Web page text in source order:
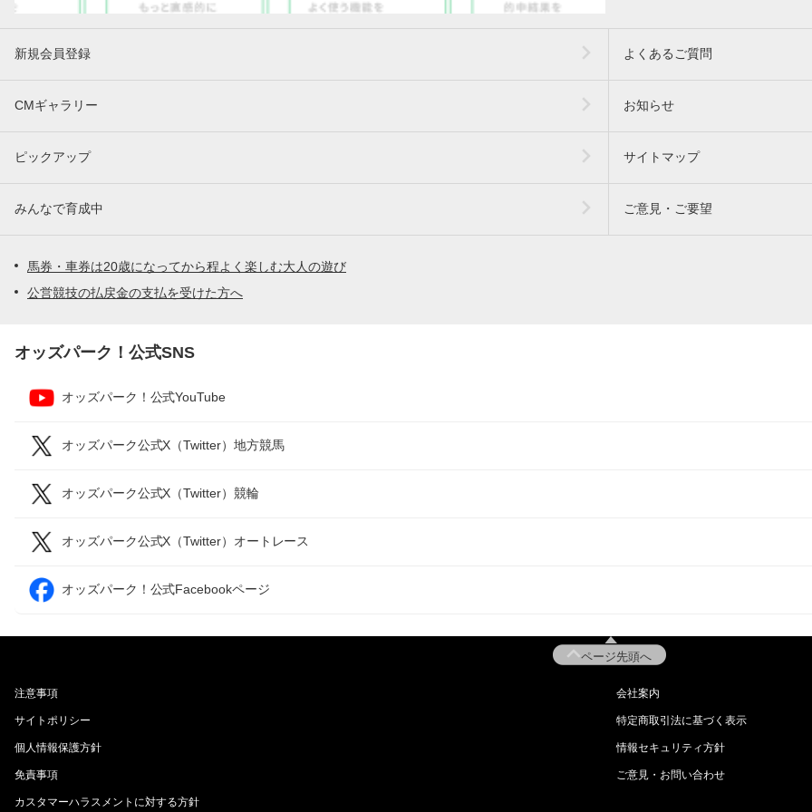
新規会員登録 よくあるご質問
CMギャラリー お知らせ
ピックアップ サイトマップ
みんなで育成中 ご意見・ご要望
馬券・車券は20歳になってから程よく楽しむ大人の遊び
公営競技の払戻金の支払を受けた方へ
オッズパーク！公式SNS
オッズパーク！公式YouTube
オッズパーク公式X（Twitter）地方競馬
オッズパーク公式X（Twitter）競輪
オッズパーク公式X（Twitter）オートレース
オッズパーク！公式Facebookページ
ページ先頭へ
注意事項 会社案内
サイトポリシー 特定商取引法に基づく表示
個人情報保護方針 情報セキュリティ方針
免責事項 ご意見・お問い合わせ
カスタマーハラスメントに対する方針